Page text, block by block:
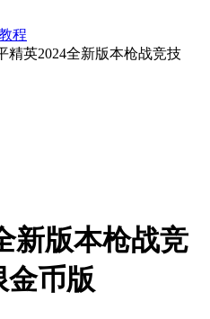
程
精英2024全新版本枪战竞技
新版本枪战竞
金币版